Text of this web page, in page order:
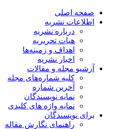
صفحه اصلی
اطلاعات نشریه
درباره نشریه
هیات تحریریه
اهداف و زمینه‌ها
اخبار نشریه
آرشیو مجله و مقالات
کلیه شماره‌های مجله
آخرین شماره
نمایه نویسندگان
نمایه واژه های کلیدی
برای نویسندگان
راهنمای نگارش مقاله